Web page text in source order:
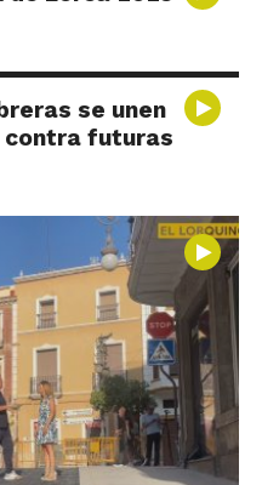
se unen
contra futuras